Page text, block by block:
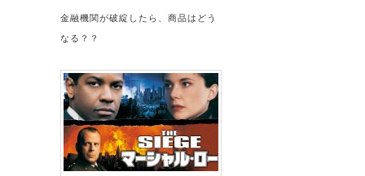
金融機関が破綻したら、商品はどう
なる？？